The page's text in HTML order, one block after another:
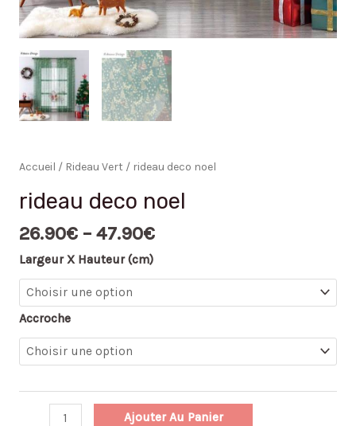
Accueil / Rideau Vert/ rideau deco noel
rideau deco noel
26.90€– 47.90€
Largeur X Hauteur (cm)
Accroche
Ajouter Au Panier